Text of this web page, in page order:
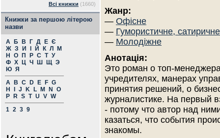
Всі книжки (1660)
Книжки за першою літерою
назви
А Б В Г Д Е Є
Ж З И Й К Л
М
Н
О П Р С Т У
Ф Х Ц Ч Ш Щ Э
Ю Я
A
B C D E F G
H
J K L M N
O
P
R S T U V W
1 2 3 9
Жанр:
— Офісне
— Гумористичне, сатиричне
— Молодіжне
Анотація:
Это роман о топ-
учредителях, манерах
принятия решений, о
журналистике. На первый
- потому что автор над
казаться, что события
знакомы.